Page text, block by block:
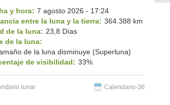
y hora: 7 agosto 2026 - 17:24
entre la luna y la tierra: 364.388 km
de la luna: 23,8 Días
de la luna:
de la luna disminuye (Superluna)
de visibilidad: 33%
lunar Calendario-365.es